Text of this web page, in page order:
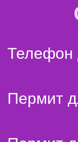
Телефон
Пермит